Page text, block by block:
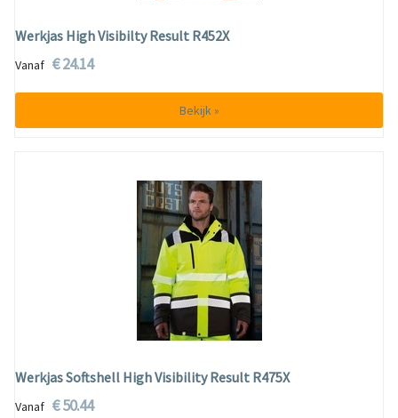
Werkjas High Visibilty Result R452X
Vanaf € 24.14
Bekijk »
Werkjas Softshell High Visibility Result R475X
Vanaf € 50.44